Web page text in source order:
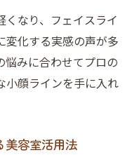
なり、フェイスライ
変化する実感の声が多
悩みに合わせてプロの
小顔ラインを手に入れ
美容室活用法